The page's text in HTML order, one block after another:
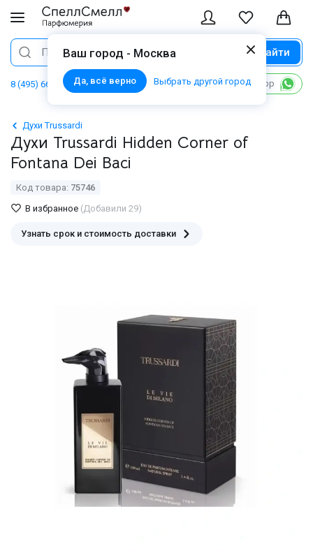
Ваш город - Москва
Да, всё верно Выбрать другой город
Поиск Найти
8 (495) 668 06 02 Написать в WhatsApp
Духи Trussardi
Духи Trussardi Hidden Corner of
Fontana Dei Baci
Код товара: 75746
В избранное (Добавили 29)
Узнать срок и стоимость доставки